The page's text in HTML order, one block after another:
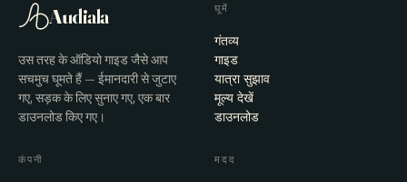
Audiala
उस तरह के ऑडियो गाइड जैसे आप
सचमुच घूमते हैं — ईमानदारी से जुटाए
गए, सड़क के लिए सुनाए गए, एक बार
डाउनलोड किए गए।
घूमें
गंतव्य
गाइड
यात्रा सुझाव
मूल्य देखें
डाउनलोड
कंपनी मदद